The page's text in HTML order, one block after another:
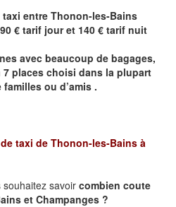
entre Thonon-les-Bains
€ tarif jour et 140 € tarif nuit
avec beaucoup de bagages,
7 places choisi dans la plupart
ou d’amis .
taxi de Thonon-les-Bains à
savoir combien coute
et Champanges ?